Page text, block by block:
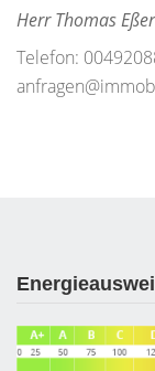
Herr Thomas Eßer
Telefon: